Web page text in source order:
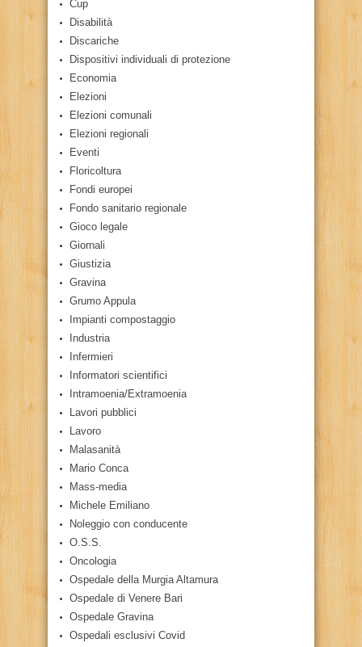
Cup
Disabilità
Discariche
Dispositivi individuali di protezione
Economia
Elezioni
Elezioni comunali
Elezioni regionali
Eventi
Floricoltura
Fondi europei
Fondo sanitario regionale
Gioco legale
Giornali
Giustizia
Gravina
Grumo Appula
Impianti compostaggio
Industria
Infermieri
Informatori scientifici
Intramoenia/Extramoenia
Lavori pubblici
Lavoro
Malasanità
Mario Conca
Mass-media
Michele Emiliano
Noleggio con conducente
O.S.S.
Oncologia
Ospedale della Murgia Altamura
Ospedale di Venere Bari
Ospedale Gravina
Ospedali esclusivi Covid